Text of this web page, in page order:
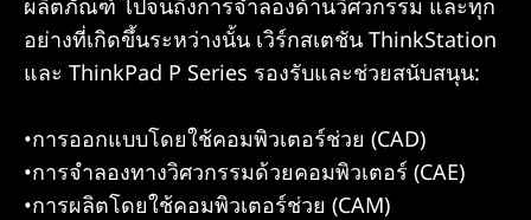
ผลิตภัณฑ์ ไปจนถึงการจำลองด้านวิศวกรรม และทุก
อย่างที่เกิดขึ้นระหว่างนั้น เวิร์กสเตชัน ThinkStation
และ ThinkPad P Series รองรับและช่วยสนับสนุน:
•การออกแบบโดยใช้คอมพิวเตอร์ช่วย (CAD)
•การจำลองทางวิศวกรรมด้วยคอมพิวเตอร์ (CAE)
•การผลิตโดยใช้คอมพิวเตอร์ช่วย (CAM)